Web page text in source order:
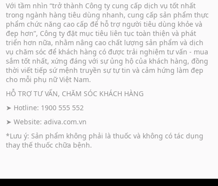
Với tầm nhìn “trở thành Công ty cung cấp dịch vụ tốt nhất
trong ngành hàng tiêu dùng nhanh, cung cấp sản phẩm thực
phẩm chức năng cao cấp để hỗ trợ người tiêu dùng khỏe và
đẹp hơn”, Công ty đặt mục tiêu liên tục toàn thiện và phát
triển hơn nữa, nhằm nâng cao chất lượng sản phẩm và dịch
vụ chăm sóc để khách hàng có được trải nghiệm tư vấn - mua
sắm tốt nhất, xứng đáng với sự ủng hộ của khách hàng, đồng
thời viết tiếp sứ mệnh truyền sự tự tin và cảm hứng làm đẹp
cho mỗi phụ nữ Việt Nam.
HỖ TRỢ TƯ VẤN, CHĂM SÓC KHÁCH HÀNG
➤ Hotline: 1900 555 552
➤ Website: adiva.com.vn
*Lưu ý: Sản phẩm không phải là thuốc và không có tác dụng
thay thế thuốc chữa bệnh.